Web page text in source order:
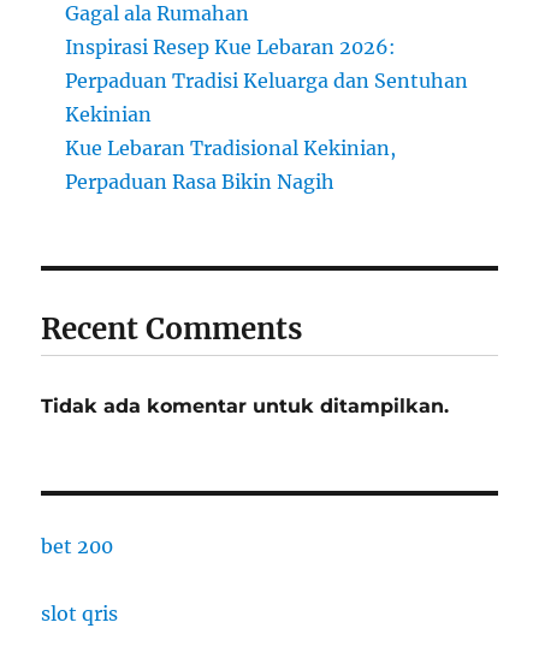
Gagal ala Rumahan
Inspirasi Resep Kue Lebaran 2026:
Perpaduan Tradisi Keluarga dan Sentuhan
Kekinian
Kue Lebaran Tradisional Kekinian,
Perpaduan Rasa Bikin Nagih
Recent Comments
Tidak ada komentar untuk ditampilkan.
bet 200
slot qris